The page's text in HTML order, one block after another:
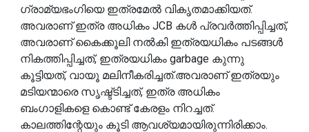
ഗ്രാമ്യഭംഗിയെ ഇത്രമേൽ വികൃതമാക്കിയത്.
അവരാണ് ഇത്ര അധികം JCB കൾ പ്രവർത്തിപ്പിച്ചത്,
അവരാണ് കൈക്കൂലി നൽകി ഇത്രയധികം പടങ്ങൾ
നികത്തിപ്പിച്ചത്, ഇത്രയധികം garbage കുന്നു
കൂട്ടിയത്, വായൂ മലിനീകരിച്ചത്.അവരാണ് ഇത്രയും
മടിയന്മാരെ സൃഷ്ട്ടിച്ചത്, ഇത്ര അധികം
ബംഗാളികളെ കൊണ്ട് കേരളം നിറച്ചത്.
കാലത്തിന്റേയും കൂടി ആവശ്യമായിരുന്നിരിക്കാം.